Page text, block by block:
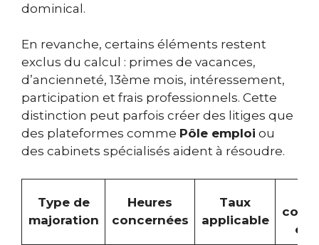
dominical.
En revanche, certains éléments restent
exclus du calcul : primes de vacances,
d’ancienneté, 13ème mois, intéressement,
participation et frais professionnels. Cette
distinction peut parfois créer des litiges que
des plateformes comme Pôle emploi ou
des cabinets spécialisés aident à résoudre.
Type de
majoration
Heures
concernées
Taux
applicable